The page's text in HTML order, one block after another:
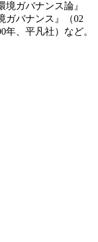
ガバナンス論』
ガバナンス』（02
、平凡社）など。